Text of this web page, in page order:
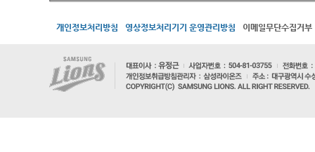
개인정보처리방침 영상정보처리기기 운영관리방침 이메일무단수집거부